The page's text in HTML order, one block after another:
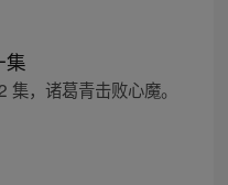
集
，诸葛青击败心魔。